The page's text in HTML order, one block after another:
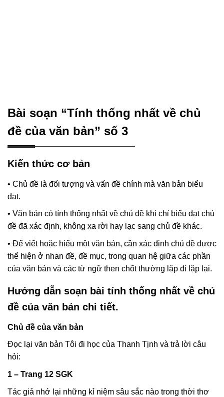
Bài soạn “Tính thống nhất về chủ
đề của văn bản” số 3
Kiến thức cơ bản
• Chủ đề là đối tượng và vấn đề chính mà văn bản biểu
đạt.
• Văn bản có tính thống nhất về chủ đề khi chỉ biểu đạt chủ
đề đã xác định, không xa rời hay lạc sang chủ đề khác.
• Để viết hoặc hiểu một văn bản, cần xác định chủ đề được
thể hiện ở nhan đề, đề mục, trong quan hệ giữa các phần
của văn bản và các từ ngữ then chốt thường lặp đi lặp lại.
Hướng dẫn soạn bài tính thống nhất về chủ
đề của văn bản chi tiết.
Chủ đề của văn bản
Đọc lại văn bản Tôi đi học của Thanh Tịnh và trả lời câu
hỏi:
1 – Trang 12 SGK
Tác giả nhớ lại những kỉ niệm sâu sắc nào trong thời thơ